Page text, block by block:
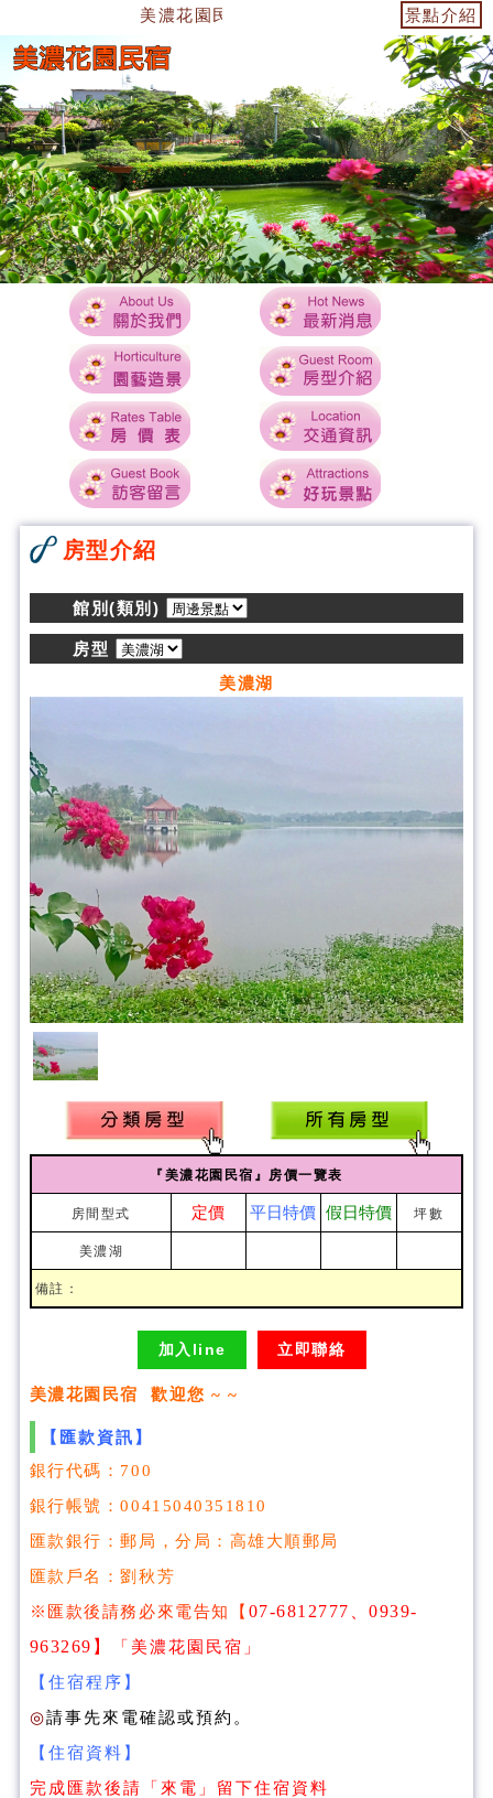
美濃花園民宿~美濃住宿首選 ~ ~ 景點介紹
房型介紹
館別(類別)
房型
美濃湖
『美濃花園民宿』房價一覽表
房間型式 定價 平日特價 假日特價 坪數
美濃湖
備註：
加入line 立即聯絡
美濃花園民宿 歡迎您 ~ ~
【匯款資訊】
銀行代碼：700
銀行帳號：00415040351810
匯款銀行：郵局，分局：高雄大順郵局
匯款戶名：劉秋芳
※匯款後請務必來電告知
【 07-6812777、0939-
963269 】
「美濃花園民宿」
【住宿程序】
◎請事先來電確認或預約。
【住宿資料】
完成匯款後請「來電」留下住宿資料